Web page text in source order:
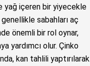
yağ içeren bir yiyecekle
sabahları aç
önemli bir rol oynar,
yardımcı olur. Çinko
kan tahlili yaptırılarak